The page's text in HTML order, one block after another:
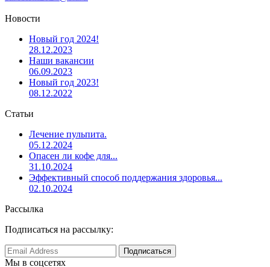
Новости
Новый год 2024!
28.12.2023
Наши вакансии
06.09.2023
Новый год 2023!
08.12.2022
Статьи
Лечение пульпита.
05.12.2024
Опасен ли кофе для...
31.10.2024
Эффективный способ поддержания здоровья...
02.10.2024
Рассылка
Подписаться на рассылку:
Мы в соцсетях